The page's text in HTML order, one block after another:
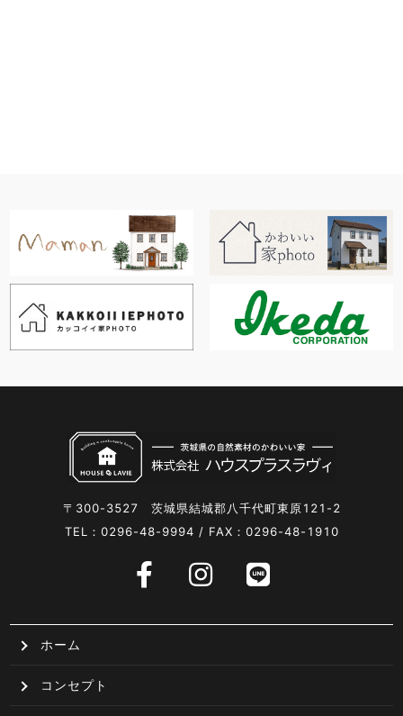
〒300-3527 茨城県結城郡八千代町東原121-2
TEL：0296-48-9994 / FAX：0296-48-1910
ホーム
コンセプト